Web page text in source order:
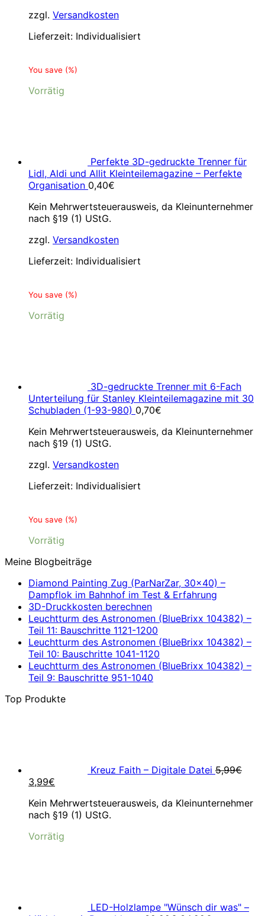
zzgl. Versandkosten
Lieferzeit: Individualisiert
You save (%)
Vorrätig
Perfekte 3D-gedruckte Trenner für
Lidl, Aldi und Allit Kleinteilemagazine – Perfekte
Organisation 0,40€
Kein Mehrwertsteuerausweis, da Kleinunternehmer
nach §19 (1) UStG.
zzgl. Versandkosten
Lieferzeit: Individualisiert
You save (%)
Vorrätig
3D-gedruckte Trenner mit 6-Fach
Unterteilung für Stanley Kleinteilemagazine mit 30
Schubladen (1-93-980) 0,70€
Kein Mehrwertsteuerausweis, da Kleinunternehmer
nach §19 (1) UStG.
zzgl. Versandkosten
Lieferzeit: Individualisiert
You save (%)
Vorrätig
Meine Blogbeiträge
Diamond Painting Zug (ParNarZar, 30×40) –
Dampflok im Bahnhof im Test & Erfahrung
3D-Druckkosten berechnen
Leuchtturm des Astronomen (BlueBrixx 104382) –
Teil 11: Bauschritte 1121-1200
Leuchtturm des Astronomen (BlueBrixx 104382) –
Teil 10: Bauschritte 1041-1120
Leuchtturm des Astronomen (BlueBrixx 104382) –
Teil 9: Bauschritte 951-1040
Top Produkte
Kreuz Faith – Digitale Datei 5,99€
Ursprünglicher
war:
5,99€
3,99€
ist:
3,99€.
Kein Mehrwertsteuerausweis, da Kleinunternehmer
nach §19 (1) UStG.
Vorrätig
LED-Holzlampe "Wünsch dir was" –